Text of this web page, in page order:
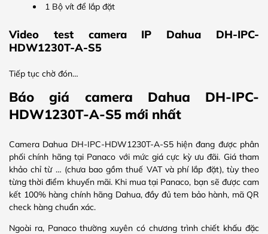
1 Bộ vít để lắp đặt
Video test camera IP Dahua DH-IPC-
HDW1230T-A-S5
Tiếp tục chờ đón…
Báo giá camera Dahua DH-IPC-
HDW1230T-A-S5 mới nhất
Camera Dahua DH-IPC-HDW1230T-A-S5 hiện đang được phân
phối chính hãng tại Panaco với mức giá cực kỳ ưu đãi. Giá tham
khảo chỉ từ … (chưa bao gồm thuế VAT và phí lắp đặt), tùy theo
từng thời điểm khuyến mãi. Khi mua tại Panaco, bạn sẽ được cam
kết 100% hàng chính hãng Dahua, đầy đủ tem bảo hành, mã QR
check hàng chuẩn xác.
Ngoài ra, Panaco thường xuyên có chương trình chiết khấu đặc